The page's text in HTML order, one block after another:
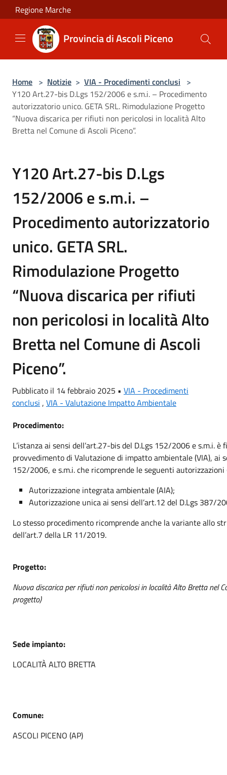
Salta al contenuto principale
Regione Marche
Provincia di Ascoli Piceno
Home > Notizie > VIA - Procedimenti conclusi >
Y120 Art.27-bis D.Lgs 152/2006 e s.m.i. – Procedimento
autorizzatorio unico. GETA SRL. Rimodulazione Progetto
“Nuova discarica per rifiuti non pericolosi in località Alto
Bretta nel Comune di Ascoli Piceno”.
Y120 Art.27-bis D.Lgs
152/2006 e s.m.i. –
Procedimento autorizzatorio
unico. GETA SRL.
Rimodulazione Progetto
“Nuova discarica per rifiuti
non pericolosi in località Alto
Bretta nel Comune di Ascoli
Piceno”.
Pubblicato il 14 febbraio 2025 • VIA - Procedimenti
conclusi , VIA - Valutazione Impatto Ambientale
Procedimento:
L’istanza ai sensi dell’art.27-bis del D.Lgs 152/2006 e s.m.i.
provvedimento di Valutazione di impatto ambientale (VIA), ai
152/2006, e s.m.i. che ricomprende le seguenti
Autorizzazione integrata ambientale (AIA);
Autorizzazione unica ai sensi dell’art.12 del D.Lgs 387/
Lo stesso procedimento ricomprende anche la variante allo
dell’art.7 della LR 11/2019.
Progetto:
Nuova discarica per rifiuti non pericolosi in località Alto Bretta nel
progetto)
Sede impianto:
LOCALITÀ ALTO BRETTA
Comune:
ASCOLI PICENO (AP)